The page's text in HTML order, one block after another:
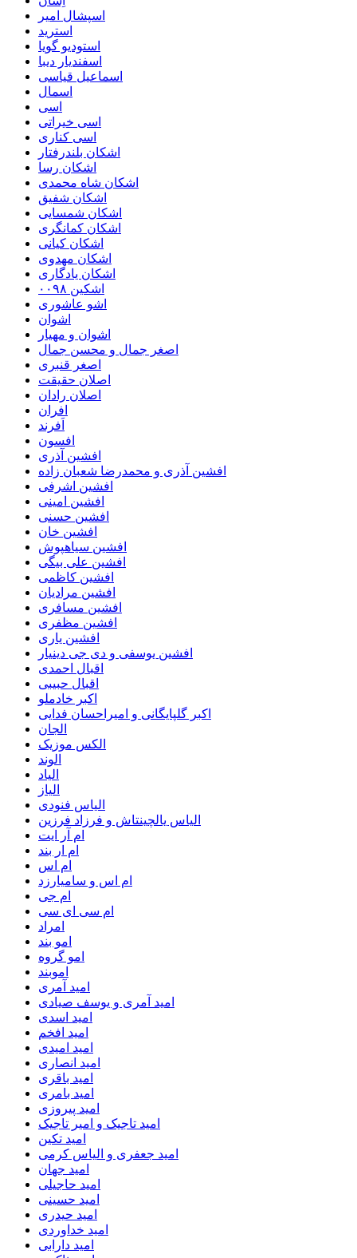
اسپشال امیر
استرید
استودیو گویا
اسفندیار دیبا
اسماعیل قیاسی
اسمال
اسی
اسی خیراتی
اسی کناری
اشکان بلندرفتار
اشکان رسا
اشکان شاه محمدی
اشکان شفیق
اشکان شمسایی
اشکان‌ کمانگری
اشکان کیانی
اشکان مهدوی
اشکان یادگاری
اشکین ۰۰۹۸
اشو عاشوری
اشوان
اشوان و مهیار
اصغر جمال و محسن جمال
اصغر قنبری
اصلان حقیقت
اصلان رادان
افران
اَفرند
افسون
افشین آذری
افشین آذری و محمدرضا شعبان زاده
افشین اشرفی
افشین امینی
افشین حسنی
افشین خان
افشین سیاهپوش
افشین علی بیگی
افشین کاظمی
افشین مرادیان
افشین مسافری
افشین مظفری
افشین یاری
افشین یوسفی و دی جی دینیار
اقبال احمدی
اقبال حبیبی
اکبر خادملو
اکبر گلپایگانی و امیراحسان فدایی
الجان
الکس موزیک
الوند
الیاد
الیاز
الیاس فنودی
الیاس یالچینتاش و فرزاد فرزین
ام آر ایت
ام‌ ار بند
ام اس
ام اس و سامیارزد
ام جی
ام سی ای سی
امراد
امو بند
امو گروه
اموبند
امید آمری
امید آمری و یوسف صیادی
امید اسدی
امید افخم
امید امیدی
امید انصاری
امید باقری
امید بامری
امید پیروزی
امید تاجیک و امیر تاجیک
امید تکین
امید جعفری و الیاس کرمی
امید جهان
امید حاجیلی
امید حسینی
امید حیدری
امید خداوردی
امید دارابی